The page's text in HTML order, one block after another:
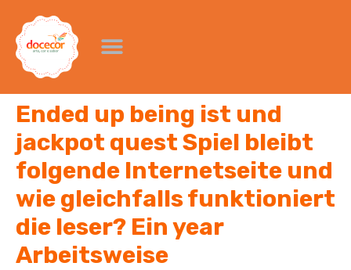
Ended up being ist und
jackpot quest Spiel bleibt
folgende Internetseite und
wie gleichfalls funktioniert
die leser? Ein year
Arbeitsweise